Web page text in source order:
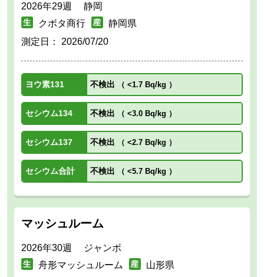
2026年29週 静岡
クボタ商行
静岡県
測定日： 2026/07/20
ヨウ素131 不検出 （ <1.7 Bq/kg ）
セシウム134 不検出 （ <3.0 Bq/kg ）
セシウム137 不検出 （ <2.7 Bq/kg ）
セシウム合計 不検出 （ <5.7 Bq/kg ）
マッシュルーム
2026年30週 ジャンボ
舟形マッシュルーム
山形県